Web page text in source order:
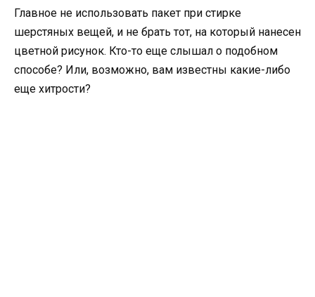
Главное не использовать пакет при стирке
шерстяных вещей, и не брать тот, на который нанесен
цветной рисунок. Кто-то еще слышал о подобном
способе? Или, возможно, вам известны какие-либо
еще хитрости?